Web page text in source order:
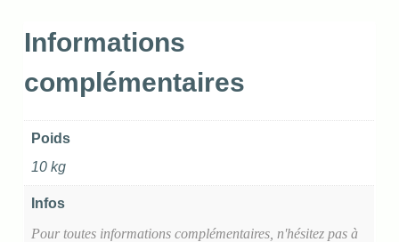
Informations
complémentaires
Poids
10 kg
Infos
Pour toutes informations complémentaires, n'hésitez pas à